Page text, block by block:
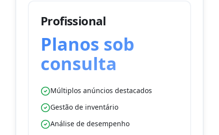
Profissional
Planos sob
consulta
Múltiplos anúncios destacados
Gestão de inventário
Análise de desempenho